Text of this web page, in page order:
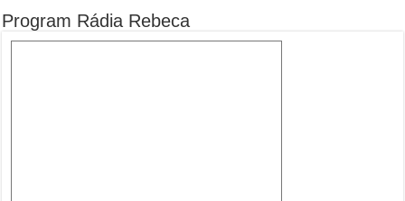
Program Rádia Rebeca